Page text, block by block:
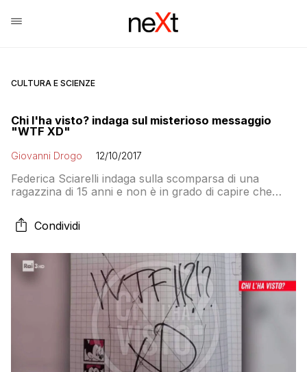
CULTURA E SCIENZE
Chi l'ha visto? indaga sul misterioso messaggio
"WTF XD"
Giovanni Drogo 12/10/2017
Federica Sciarelli indaga sulla scomparsa di una
ragazzina di 15 anni e non è in grado di capire che
Qualcuno chiami Adam Kadmon!
Condividi